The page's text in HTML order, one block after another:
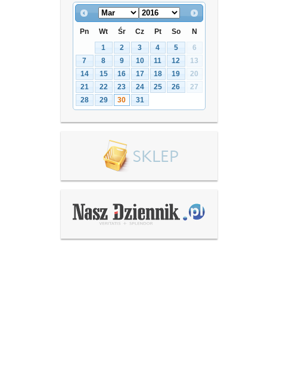
Pn Wt Śr Cz Pt So
N
1
2 3 4 5
6
7
8 9 10 11 12
13
14
15 16 17 18 19
20
21
22 23 24 25 26
27
28
29 30 31